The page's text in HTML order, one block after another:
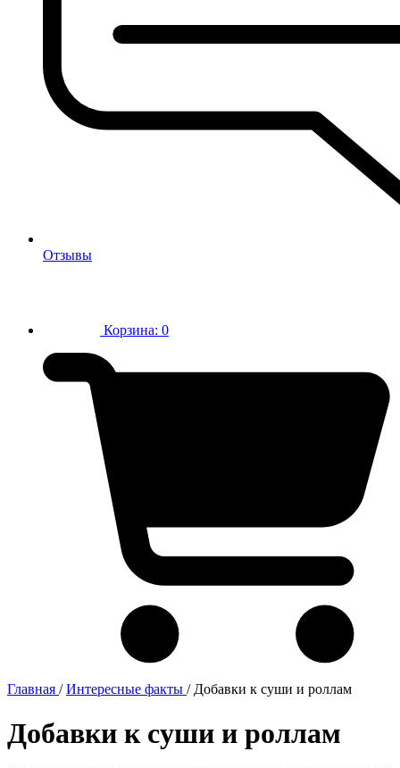
Отзывы
Корзина: 0
Главная / Интересные факты / Добавки к суши и роллам
Добавки к суши и роллам